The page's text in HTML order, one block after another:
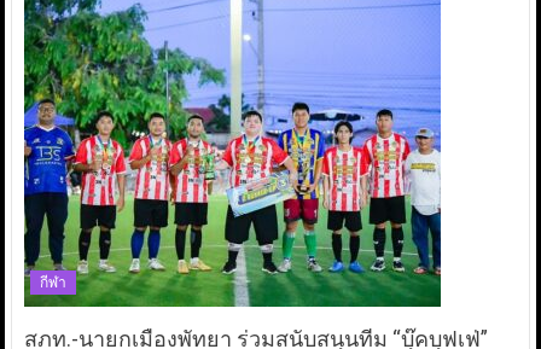
กีฬา
สภท.-นายกเมืองพัทยา ร่วมสนับสนุนทีม “บุ๊คบุฟเฟ่”